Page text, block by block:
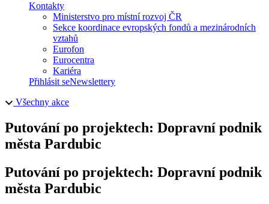
Kontakty
Ministerstvo pro místní rozvoj ČR
Sekce koordinace evropských fondů a mezinárodních
vztahů
Eurofon
Eurocentra
Kariéra
Přihlásit seNewslettery
Všechny akce
Putování po projektech: Dopravní podnik
města Pardubic
Putování po projektech: Dopravní podnik
města Pardubic